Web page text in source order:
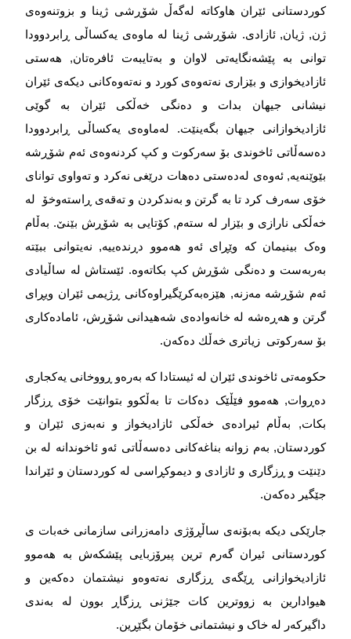
کوردستانی ئێران هاوکاتە لەگەڵ شۆڕشی ژینا و بزوتنەوەی
ژن, ژیان, ئازادی. شۆڕشی ژینا لە ماوەی یەکساڵی ڕابردوودا
توانی بە پێشەنگایەتی لاوان و بەتایبەت ئافرەتان, هەستی
ئازادیخوازی و بێزاری نەتەوەی کورد و نەتەوەکانی دیکەی ئێران
نیشانی جیهان بدات و دەنگی خەڵکی ئێران بە گوێی
ئازادیخوازانی جیهان بگەینێت. لەماوەی یەکساڵی ڕابردوودا
دەسەڵاتی ئاخوندی بۆ سەرکوت و کپ کردنەوەی ئەم شۆڕشە
بێوێنەیە, ئەوەی لەدەستی دەهات درێغی نەکرد و تەواوی توانای
خۆی سەرف کرد تا بە گرتن و بەندکردن و تەقەی ڕاستەوخۆ
لە
خەڵکی نارازی و بێزار لە ستەم, کۆتایی بە شۆڕش بێنێ. بەڵام
وەک بینیمان کە وێڕای ئەو هەموو دڕندەییە, نەیتوانی ببێتە
بەربەست و دەنگی شۆڕش کپ بکاتەوە. ئێستاش لە ساڵیادی
ئەم شۆڕشە مەزنە, هێزەبەكرێگیراوەكانی ڕژیمی ئێران ویڕای
گرتن و هەڕەشە لە خانەوادەی شەهیدانی شۆڕش، ئامادەکاری
بۆ سەرکوتی زیاتری خەڵك دەكەن.
حکومەتی ئاخوندی ئێران لە ئیستادا کە بەرەو ڕووخانی یەکجاری
دەڕوات, هەموو فێڵێک دەکات تا بەڵکوو بتوانێت خۆی ڕزگار
بکات, بەڵام ئیرادەی خەڵکی ئازادیخواز و نەبەزی ئێران و
کوردستان, بەم زوانە بناغەکانی دەسەڵاتی ئەو ئاخوندانە لە بن
دێنێت و ڕزگاری و ئازادی و دیموكڕاسی لە كوردستان و ئێراندا
جێگیر دەكەن.
جارێکی دیکە بەبۆنەی ساڵڕۆژی دامەزرانی سازمانی خەبات ی
کوردستانی ئیران گەرم ترین پیرۆزبایی پێشکەش بە هەموو
ئازادیخوازانی ڕێگەی ڕزگاری نەتەوەو نیشتمان دەکەین و
هیوادارین بە زووترین کات جێژنی ڕزگاڕ بوون لە بەندی
داگیرکەر لە خاک و نیشتمانی خۆمان بگێڕین.